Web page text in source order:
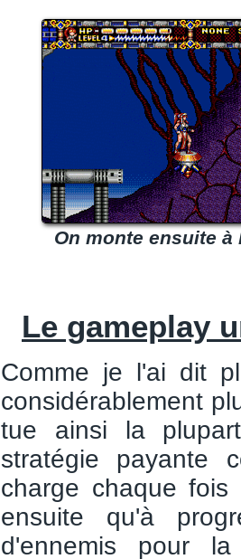
On monte ensuite
Le gameplay
Comme je l'ai dit
considérablement
tue ainsi la
stratégie payante
charge chaque
ensuite qu'à
d'ennemis pour